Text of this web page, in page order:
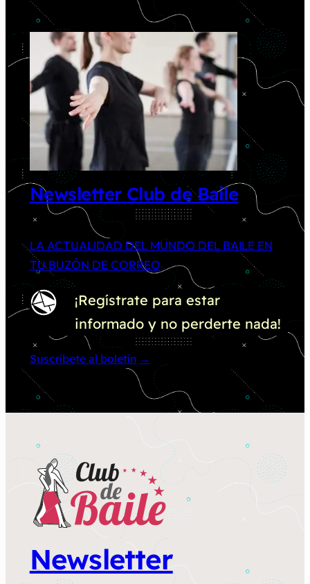
Newsletter Club de Baile
LA ACTUALIDAD DEL MUNDO DEL BAILE EN
TU BUZÓN DE CORREO
¡Regístrate para estar
informado y no perderte nada!
Suscríbete al boletín
Newsletter